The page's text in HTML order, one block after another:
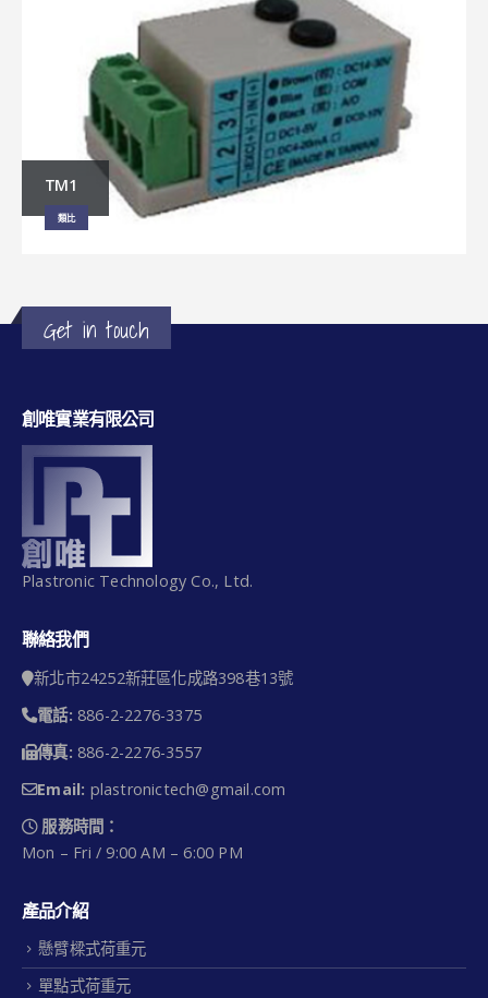
TM1
類比
Get in touch
創唯實業有限公司
Plastronic Technology Co., Ltd.
聯絡我們
新北市24252新莊區化成路398巷13號
電話: 886-2-2276-3375
傳真: 886-2-2276-3557
Email: plastronictech@gmail.com
服務時間：
Mon – Fri / 9:00 AM – 6:00 PM
產品介紹
懸臂樑式荷重元
單點式荷重元